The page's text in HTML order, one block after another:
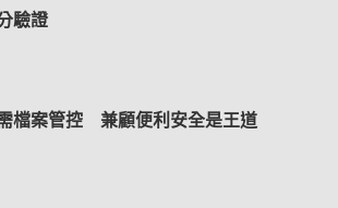
驗證
檔案管控 兼顧便利安全是王道